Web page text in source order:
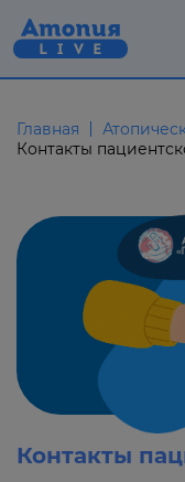
Главная
Контакты
Контакты